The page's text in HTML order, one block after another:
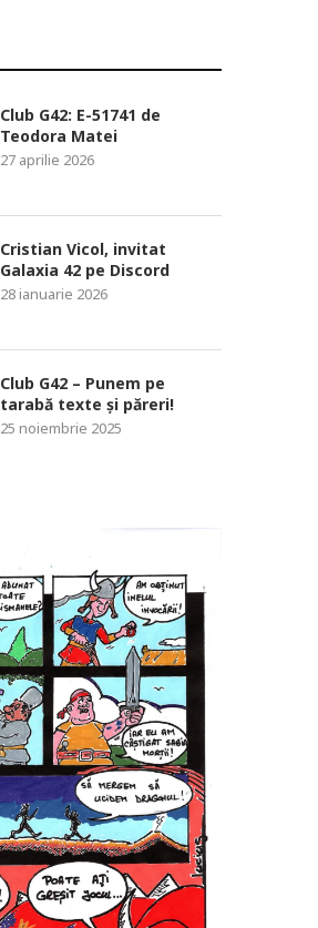
Club G42: E-51741 de
Teodora Matei
27 aprilie 2026
Cristian Vicol, invitat
Galaxia 42 pe Discord
28 ianuarie 2026
Club G42 – Punem pe
tarabă texte și păreri!
25 noiembrie 2025